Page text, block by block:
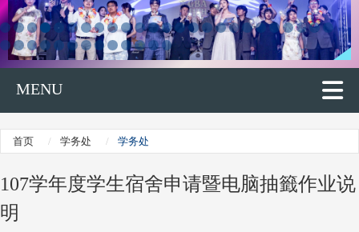
MENU
首页 学务处 学务处
107学年度学生宿舍申请暨电脑抽籤作业说
明